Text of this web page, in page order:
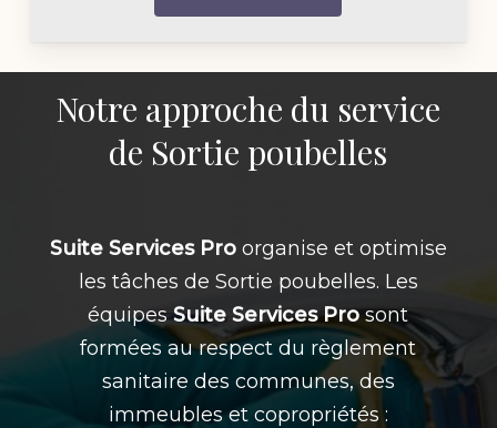
Notre approche du service
de Sortie poubelles
Suite Services Proorganise et optimise
les tâches de Sortie poubelles. Les
équipesSuite Services Prosont
formées au respect du règlement
sanitaire des communes, des
immeubles et copropriétés :